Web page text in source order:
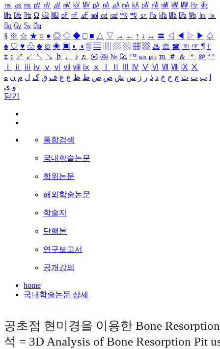
㎱ ㎲ ㎳ ㎴ ㎵ ㎶ ㎷ ㎸ ㎹ ㎀ ㎁ ㎂ ㎃ ㎄ ㎺ ㎻ ㎽ ㎾ ㎿ ㎐ ㎑
㎒ ㎓ ㎔ Ω ㏀ ㏁ ㎊ ㎋ ㎌ ㏖ ㏅ ㎭ ㎮ ㎯ ㏛ ㎩ ㎪ ㎫ ㎬ ㏝ ㏐
㏓
㏃ ㏉ ㏜ ㏆
§ ※ ☆ ★ ○ ● ◎ ◇ ◆ □ ■ △ ▽ → ← ↑ ↓ ↔ 〓 ◁ ◀ ▷ ▶ ♤
♠ ♡ ♥ ♧ ♣ ⊙ ◈ ▣ ◐ ◑ ▒ ▤ ▨ ▧ ▦ ▩ ♨ ☏ ☎ ☜ ☞ ¶ †
‡ ↕ ↗ ↙ ↖ ↘ ♭ ♩ ♪ ♬ ㉿ ㈜ № ㏇ ™ ㏂ ㏘ ℡ ＃ ＆ ＊ ＠ ª º
ⅰ
ⅱ ⅲ ⅳ ⅴ ⅵ ⅶ ⅷ ⅸ ⅹ Ⅳ Ⅴ Ⅵ Ⅶ Ⅷ Ⅸ Ⅹ
ب ت ث ج ح خ د ذ ر ز س ش ص ض ط ظ ع غ ف ق ک ل م ن ه
و ی
닫기
통합검색
국내학술논문
학위논문
해외학술논문
학술지
단행본
연구보고서
공개강의
home
국내학술논문 상세
공초점 현미경을 이용한 Bone
석 = 3D Analysis of Bone Resorption Pit